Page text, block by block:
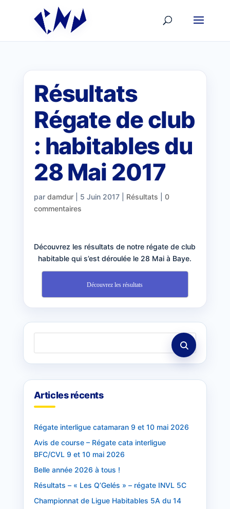
Résultats
Régate de club
: habitables du
28 Mai 2017
par damdur| 5 Juin 2017| Résultats
0
commentaires
Découvrez les résultats de notre régate de club
habitable qui s’est déroulée le 28 Mai à Baye.
Découvrez les résultats
Articles récents
Régate interligue catamaran 9 et 10 mai 2026
Avis de course – Régate cata interligue
BFC/CVL 9 et 10 mai 2026
Belle année 2026 à tous !
Résultats – « Les Q’Gelés » – régate INVL 5C
Championnat de Ligue Habitables 5A du 14